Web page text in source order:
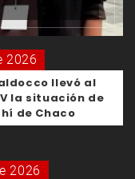
2026
llevó al
la situación de
de Chaco
2026